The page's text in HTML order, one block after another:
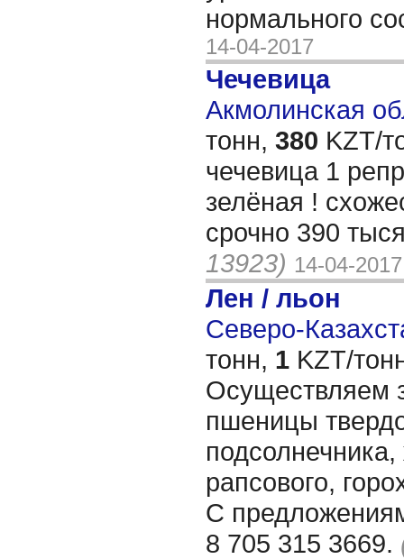
нормального
14-04-2017
Чечевица
Акмолинская
тонн, 380 KZT/
чечевица 1
зелёная !
срочно 390
13923) 14-04-2017
Лен / льон
Северо-
тонн, 1 KZT/
Осуществляем
пшеницы
рапсового,
С
8 705 315 3669.